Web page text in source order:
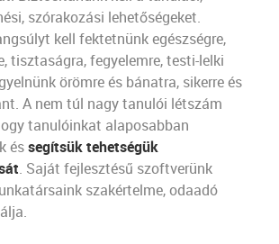
szórakozási lehetőségeket.
kell fektetnünk egészségre,
tisztaságra, fegyelemre, testi-lelki
örömre és bánatra, sikerre és
A nem túl nagy tanulói létszám
tanulóinkat alaposabban
éssegítsük tehetségük
. Saját fejlesztésű szoftverünk
szakértelme, odaadó